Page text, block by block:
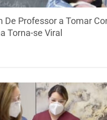
De Professor a Tomar
Torna-se Viral